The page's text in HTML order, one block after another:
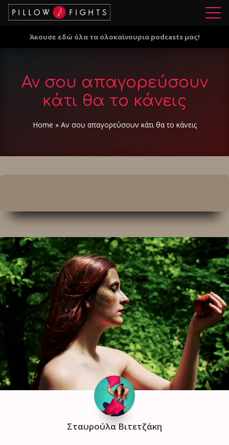
Μ
ο
Άκουσε εδώ όλα τα ολοκαίνουρια podcasts μας!
Αν σου απαγορεύσουν
κάτι θα το κάνεις
Home » Αν σου απαγορεύσουν κάτι θα το κάνεις
Σταυρούλα Βιτετζάκη